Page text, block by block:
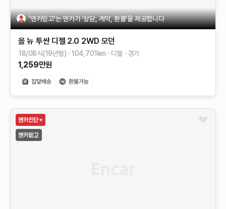
'엔카믿고'는 엔카가 '상담, 계약, 환불'을 제공합니다
올 뉴 투싼 디젤 2.0 2WD 모던
18/08식(19년형) 104,701 km 디젤 경기
1,259만원